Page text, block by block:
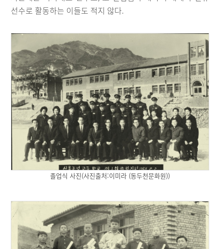
선수로 활동하는 이들도 적지 않다.
졸업식 사진(사진출처:이미라 (동두천문화원))